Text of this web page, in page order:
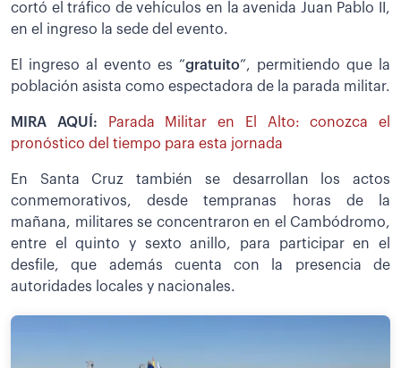
cortó el tráfico de vehículos en la avenida Juan Pablo II,
en el ingreso la sede del evento.
El ingreso al evento es “gratuito”, permitiendo que la
población asista como espectadora de la parada militar.
MIRA AQUÍ:
Parada Militar en El Alto: conozca el
pronóstico del tiempo para esta jornada
En Santa Cruz también se desarrollan los actos
conmemorativos, desde tempranas horas de la
mañana, militares se concentraron en el Cambódromo,
entre el quinto y sexto anillo, para participar en el
desfile, que además cuenta con la presencia de
autoridades locales y nacionales.